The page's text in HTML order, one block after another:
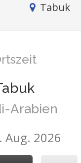
Tabuk
Arabien
Aug. 2026